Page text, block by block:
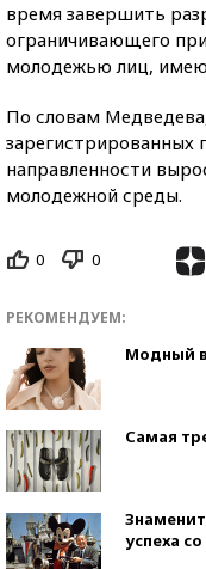
время завершить
ограничивающего
молодежью лиц,
По словам
зарегистрированных
направленности
молодежной среды.
0 0
РЕКОМЕНДУЕМ:
Модный
Самая
успеха